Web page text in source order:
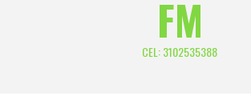
FM
CEL: 3102535388